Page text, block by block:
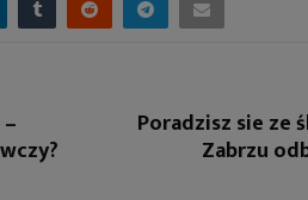
Poradzisz sie ze
Zabrzu